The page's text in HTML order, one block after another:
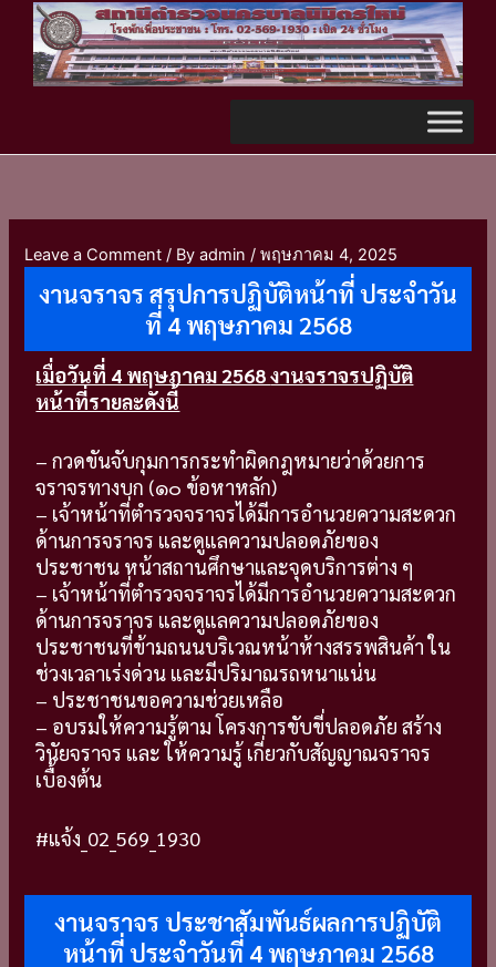
content
Leave a Comment / Byadmin/พฤษภาคม 4, 2025
งานจราจร สรุปการปฏิบัติหน้าที่ ประจำวัน
ที่ 4 พฤษภาคม 2568
เมื่อวันที่ 4 พฤษภาคม 2568งานจราจรปฏิบัติ
หน้าที่รายละดังนี้
– กวดขันจับกุมการกระทำผิดกฎหมายว่าด้วยการ
จราจรทางบก (๑๐ ข้อหาหลัก)
– เจ้าหน้าที่ตำรวจจราจรได้มีการอำนวยความสะดวก
ด้านการจราจร และดูแลความปลอดภัยของ
ประชาชน หน้าสถานศึกษาและจุดบริการต่าง ๆ
– เจ้าหน้าที่ตำรวจจราจรได้มีการอำนวยความสะดวก
ด้านการจราจร และดูแลความปลอดภัยของ
ประชาชนที่ข้ามถนนบริเวณหน้าห้างสรรพสินค้า ใน
ช่วงเวลาเร่งด่วน และมีปริมาณรถหนาแน่น
– ประชาชนขอความช่วยเหลือ
– อบรมให้ความรู้ตาม โครงการขับขี่ปลอดภัย สร้าง
วินัยจราจร และ ให้ความรู้ เกี่ยวกับสัญญาณจราจร
เบื้องต้น
#แจ้ง_02_569_1930
งานจราจร ประชาสัมพันธ์ผลการปฏิบัติ
หน้าที่ ประจำวันที่ 4 พฤษภาคม 2568
TikTok